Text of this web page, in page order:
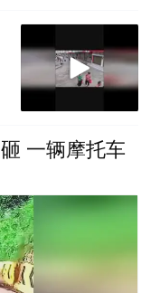
一辆摩托车